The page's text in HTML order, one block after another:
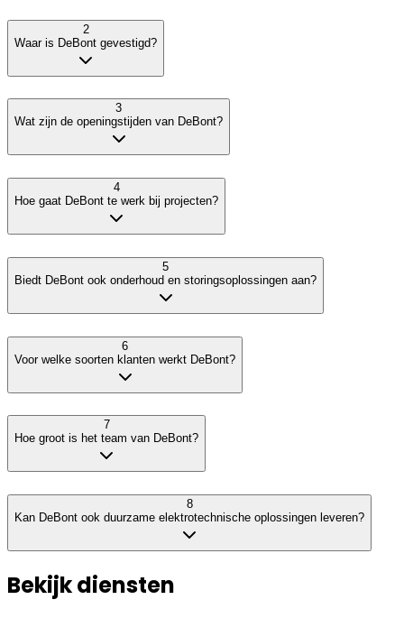
2
Waar is DeBont gevestigd?
3
Wat zijn de openingstijden van DeBont?
4
Hoe gaat DeBont te werk bij projecten?
5
Biedt DeBont ook onderhoud en storingsoplossingen aan?
6
Voor welke soorten klanten werkt DeBont?
7
Hoe groot is het team van DeBont?
8
Kan DeBont ook duurzame elektrotechnische oplossingen leveren?
Bekijk diensten